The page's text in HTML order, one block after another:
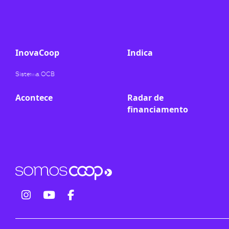
InovaCoop
Sistema OCB
Acontece
Indica
Radar de
financiamento
fab fabfab